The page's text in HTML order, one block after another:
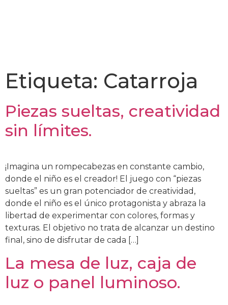
Etiqueta: Catarroja
Piezas sueltas, creatividad
sin límites.
¡Imagina un rompecabezas en constante cambio,
donde el niño es el creador! El juego con “piezas
sueltas” es un gran potenciador de creatividad,
donde el niño es el único protagonista y abraza la
libertad de experimentar con colores, formas y
texturas. El objetivo no trata de alcanzar un destino
final, sino de disfrutar de cada […]
La mesa de luz, caja de
luz o panel luminoso.